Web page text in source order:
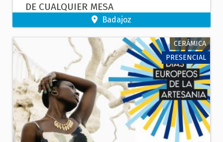
DE CUALQUIER MESA
Badajoz
CERÁMICA
PRESENCIAL